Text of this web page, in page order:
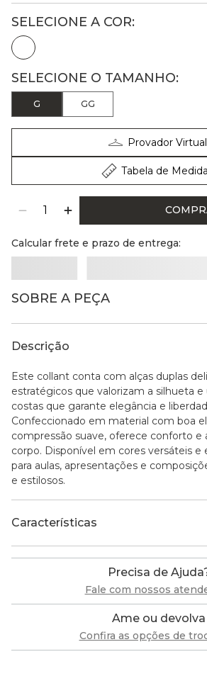
G GG
Provador Virtual
Tabela de
Calcular frete e prazo de entrega:
SOBRE A PEÇA
Descrição
Este collant conta com alças duplas
estratégicos que valorizam a silhueta
costas que garante elegância e
Confeccionado em material com boa
compressão suave, oferece conforto e
corpo. Disponível em cores versáteis e
para aulas, apresentações e
e estilosos.
Características
Precisa de
Fale com nossos
Ame ou devolva
Confira as opções de